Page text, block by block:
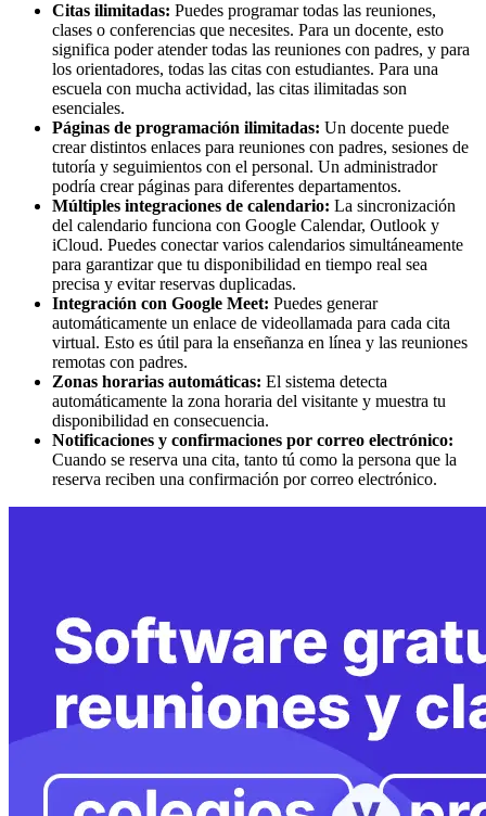
Citas ilimitadas: Puedes programar todas las reuniones,
clases o conferencias que necesites. Para un docente, esto
significa poder atender todas las reuniones con padres, y para
los orientadores, todas las citas con estudiantes. Para una
escuela con mucha actividad, las citas ilimitadas son
esenciales.
Páginas de programación ilimitadas: Un docente puede
crear distintos enlaces para reuniones con padres, sesiones de
tutoría y seguimientos con el personal. Un administrador
podría crear páginas para diferentes departamentos.
Múltiples integraciones de calendario: La sincronización
del calendario funciona con Google Calendar, Outlook y
iCloud. Puedes conectar varios calendarios simultáneamente
para garantizar que tu disponibilidad en tiempo real sea
precisa y evitar reservas duplicadas.
Integración con Google Meet: Puedes generar
automáticamente un enlace de videollamada para cada cita
virtual. Esto es útil para la enseñanza en línea y las reuniones
remotas con padres.
Zonas horarias automáticas: El sistema detecta
automáticamente la zona horaria del visitante y muestra tu
disponibilidad en consecuencia.
Notificaciones y confirmaciones por correo electrónico:
Cuando se reserva una cita, tanto tú como la persona que la
reserva reciben una confirmación por correo electrónico.